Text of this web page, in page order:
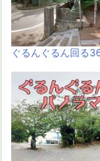
ぐるんぐるん回る